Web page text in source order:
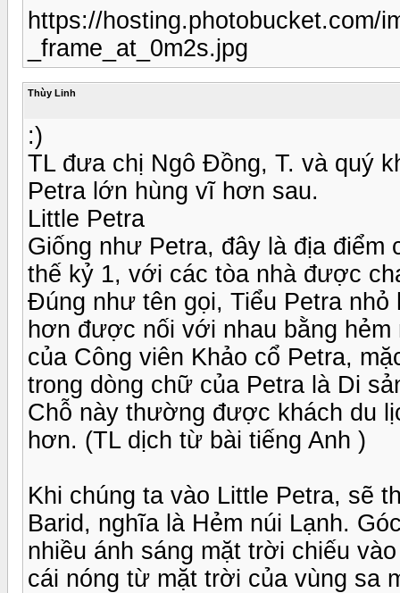
https://hosting.photobucket.com/
_frame_at_0m2s.jpg
Thùy Linh
:)
TL đưa chị Ngô Đồng, T. và quý
Petra lớn hùng vĩ hơn sau.
Little Petra
Giống như Petra, đây là địa
thế kỷ 1, với các tòa nhà được
Đúng như tên gọi, Tiểu Petra
hơn được nối với nhau bằng
của Công viên Khảo cổ Petra,
trong dòng chữ của Petra là Di
Chỗ này thường được khách du
hơn. (TL dịch từ bài tiếng Anh )
Khi chúng ta vào Little Petra, sẽ
Barid, nghĩa là Hẻm núi Lạnh.
nhiều ánh sáng mặt trời chiếu
cái nóng từ mặt trời của vùng sa